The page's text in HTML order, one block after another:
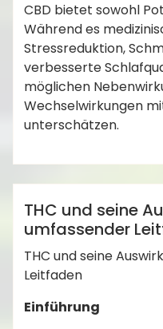
CBD bietet sowohl
Während es
Stressreduktion,
verbesserte
möglichen
Wechselwirkungen
unterschätzen.
Anleitungen
Cannabis E-
Risiken,
THC Produkte,
THC und seine
umfassender
THC und seine
Leitfaden
Einführung